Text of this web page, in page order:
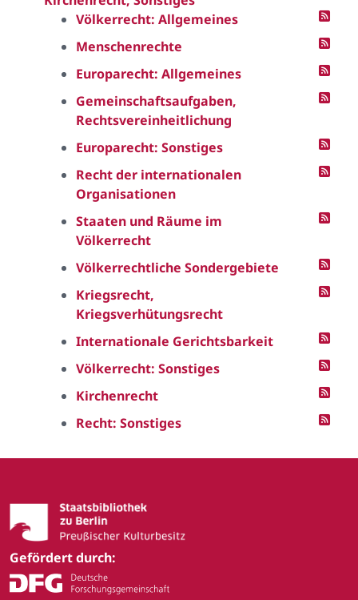
Völkerrecht: Allgemeines
Menschenrechte
Europarecht: Allgemeines
Gemeinschaftsaufgaben,
Rechtsvereinheitlichung
Europarecht: Sonstiges
Recht der internationalen
Organisationen
Staaten und Räume im
Völkerrecht
Völkerrechtliche Sondergebiete
Kriegsrecht,
Kriegsverhütungsrecht
Internationale Gerichtsbarkeit
Völkerrecht: Sonstiges
Kirchenrecht
Recht: Sonstiges
Gefördert durch: